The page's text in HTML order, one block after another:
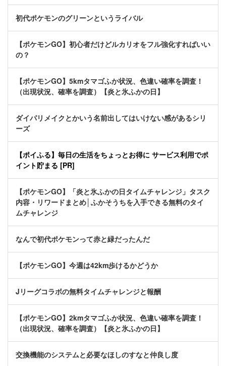
初代ポケモンのグリーンというライバル
【ポケモンGO】初心者だけどルカリオをフル強化すればいい
の？
【ポケモンGO】5kmタマゴふか状況、色違い確率を調査！
（出現状況、確率を調査）【炎と氷ふかの日】
ダイパリメイクとかいう名前出してはいけない感があるシリ
ーズ
【ポイふる】毎日の生活をちょっとお得に サービス利用でポ
イント貯まる [PR]
【ポケモンGO】「炎と氷ふかの日タイムチャレンジ」タスク
内容・リワードまとめ│ふかそうちを入手できる無料のタイ
ムチャレンジ
なんで初代ポケモンって赤と緑だったんだ
【ポケモンGO】今週は42km歩けるかどうか
Jリーグコラボの無料タイムチャレンジと報酬
【ポケモンGO】2kmタマゴふか状況、色違い確率を調査！
（出現状況、確率を調査）【炎と氷ふかの日】
交換機能のシステムと必要なほしのすなと仲良し度